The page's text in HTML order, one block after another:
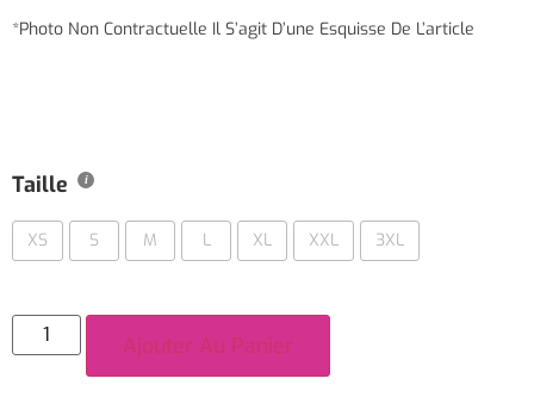
*Photo Non Contractuelle Il S’agit D’une Esquisse De L’article
Taille
XS S M L XL XXL 3XL
Ajouter Au Panier